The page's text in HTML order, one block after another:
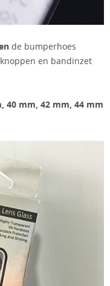
de bumperhoes
en bandinzet
40 mm, 42 mm, 44 mm